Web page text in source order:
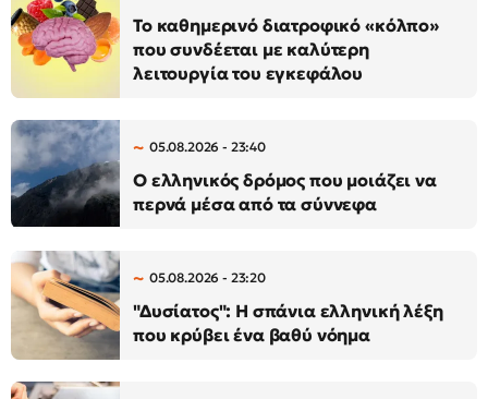
Το καθημερινό διατροφικό «κόλπο»
που συνδέεται με καλύτερη
λειτουργία του εγκεφάλου
05.08.2026 - 23:40
Ο ελληνικός δρόμος που μοιάζει να
περνά μέσα από τα σύννεφα
05.08.2026 - 23:20
"Δυσίατος": Η σπάνια ελληνική λέξη
που κρύβει ένα βαθύ νόημα